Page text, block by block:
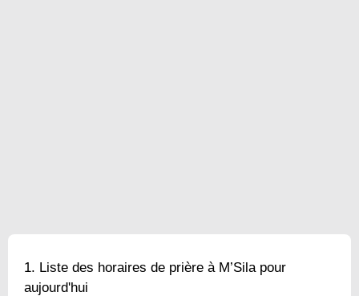
Liste des horaires de prière à M’Sila pour
aujourd'hui